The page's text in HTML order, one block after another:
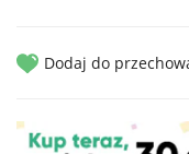
Dodaj do